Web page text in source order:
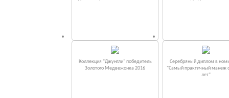
Коллекция "Джунгли" победитель
Золотого Медвежонка 2016
Серебряный диплом в
"Самый практичный манеж
лет"